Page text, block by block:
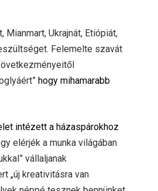
Ukrajnát, Etiópiát,
Felemelte szavát
hogy mihamarabb
intézett a házaspárokhoz
elérjék a munka világában
vállaljanak
„új kreativitásra van